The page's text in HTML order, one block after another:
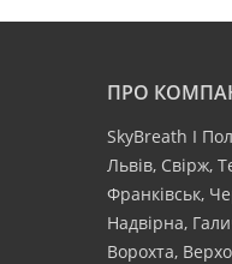
ПРО
SkyBreath І
Львів, Свірж,
Франківськ,
Надвірна,
Ворохта,